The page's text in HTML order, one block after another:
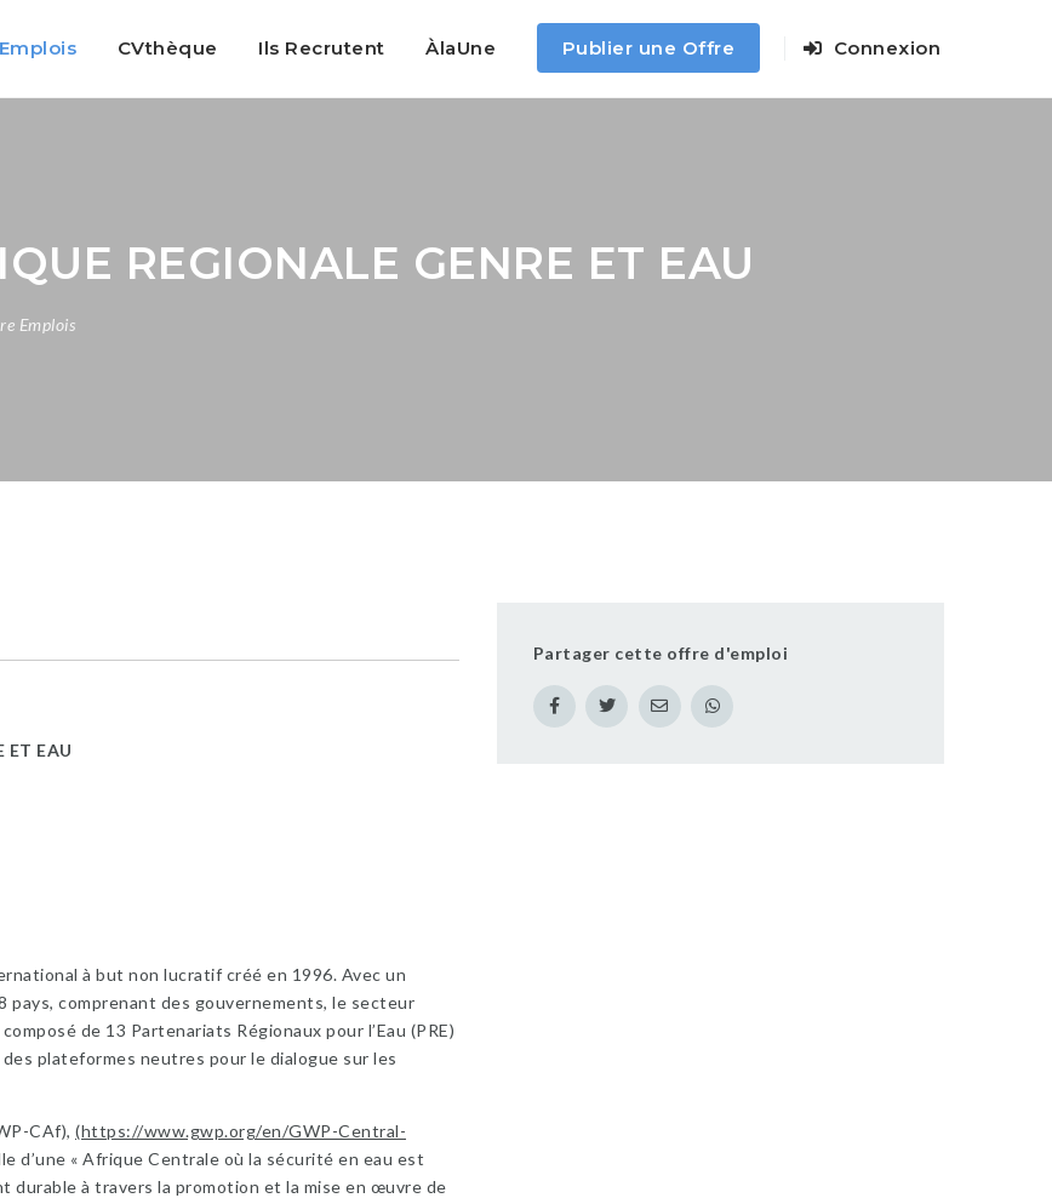
Emplois CVthèque Ils Recrutent ÀlaUne Publier une Offre Connexion
REGIONALE GENRE ET EAU
Emplois
ET EAU
à but non lucratif créé en 1996. Avec un
comprenant des gouvernements, le secteur
de 13 Partenariats Régionaux pour l’Eau (PRE)
plateformes neutres pour le dialogue sur les
CAf), (https://www.gwp.org/en/GWP-Central-
d’une « Afrique Centrale où la sécurité en eau est
durable à travers la promotion et la mise en œuvre de
Partager cette offre d'emploi